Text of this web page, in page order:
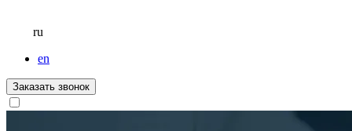
ru
en
Заказать звонок